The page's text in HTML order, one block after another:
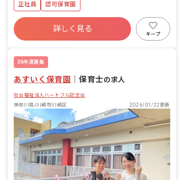
裁判員休暇 母子健康管理のための休暇
正社員 認可保育園
詳しく見る
キープ
26年度募集
あすいく保育園 ｜保育士の求人
社会福祉法人ハートフル記念会
神奈川県/川崎市川崎区
2026/01/22更新